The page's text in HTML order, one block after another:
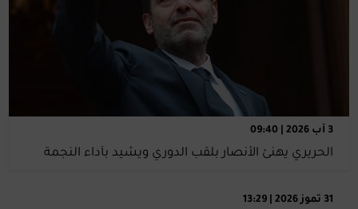
3 آب 2026 | 09:40
الحريري يهنئ الأنصار بلقب الدوري ويشيد بأداء النجمة
31 تموز 2026 | 13:29